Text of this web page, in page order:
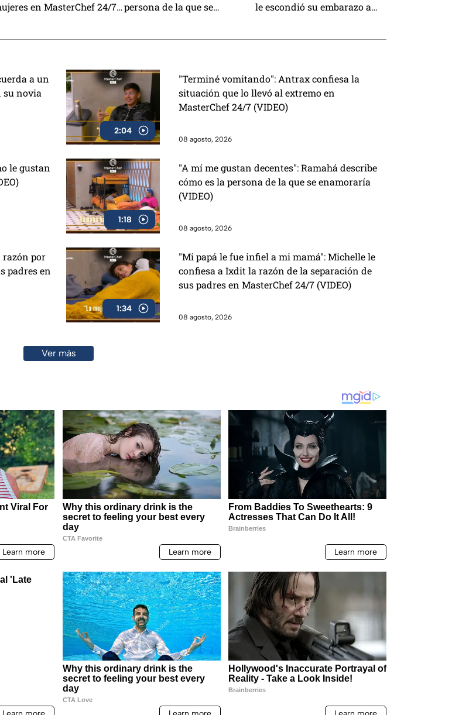
en MasterChef 24/7
persona de la que se
le escondió su embarazo a
a un
su novia
2:04
"Terminé vomitando": Antrax confiesa la
situación que lo llevó al extremo en
MasterChef 24/7 (VIDEO)
08 agosto, 2026
le gustan
1:18
"A mí me gustan decentes": Ramahá describe
cómo es la persona de la que se enamoraría
(VIDEO)
08 agosto, 2026
razón por
padres en
1:34
"Mi papá le fue infiel a mi mamá": Michelle le
confiesa a Ixdit la razón de la separación de
sus padres en MasterChef 24/7 (VIDEO)
08 agosto, 2026
Ver más